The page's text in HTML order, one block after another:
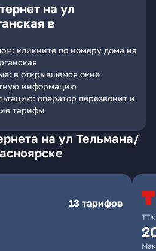
на ул
в
кликните по номеру дома на
в открывшемся окне
информацию
оператор перезвонит и
тарифы
на ул Тельмана/
13 тарифов
ТТК